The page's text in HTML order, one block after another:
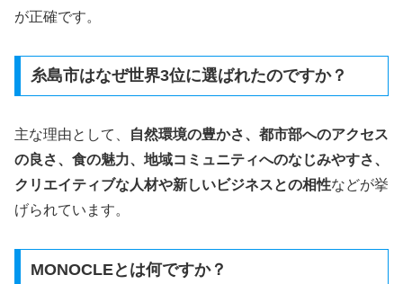
が正確です。
糸島市はなぜ世界3位に選ばれたのですか？
主な理由として、
自然環境の豊かさ、都市部へのアクセス
の良さ、食の魅力、地域コミュニティへのなじみやすさ、
クリエイティブな人材や新しいビジネスとの相性などが挙
げられています。
MONOCLEとは何ですか？